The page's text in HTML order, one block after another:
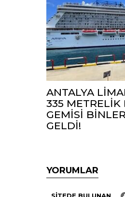
ANTALYA
335 METRELİK
GEMİSİ
GELDİ!
YORUMLAR